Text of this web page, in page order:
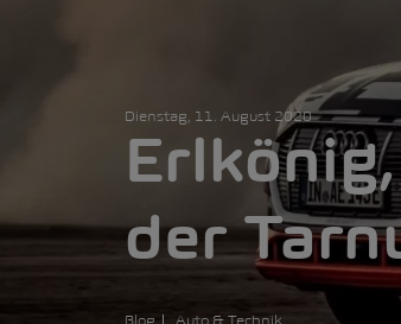
Dienstag, 11. August 2020
der
Blog Auto & Technik